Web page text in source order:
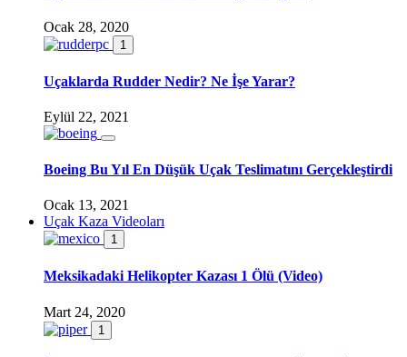
Ocak 28, 2020
1
Uçaklarda Rudder Nedir? Ne İşe Yarar?
Eylül 22, 2021
Boeing Bu Yıl En Düşük Uçak Teslimatını Gerçekleştirdi
Ocak 13, 2021
Uçak Kaza Videoları
1
Meksikadaki Helikopter Kazası 1 Ölü (Video)
Mart 24, 2020
1